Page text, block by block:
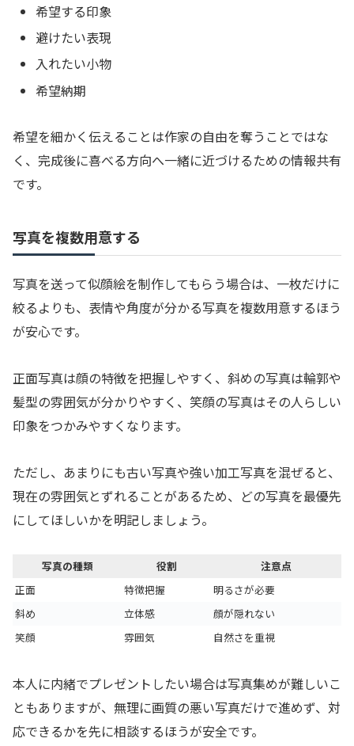
希望する印象
避けたい表現
入れたい小物
希望納期
希望を細かく伝えることは作家の自由を奪うことではな
く、完成後に喜べる方向へ一緒に近づけるための情報共有
です。
写真を複数用意する
写真を送って似顔絵を制作してもらう場合は、一枚だけに
絞るよりも、表情や角度が分かる写真を複数用意するほう
が安心です。
正面写真は顔の特徴を把握しやすく、斜めの写真は輪郭や
髪型の雰囲気が分かりやすく、笑顔の写真はその人らしい
印象をつかみやすくなります。
ただし、あまりにも古い写真や強い加工写真を混ぜると、
現在の雰囲気とずれることがあるため、どの写真を最優先
にしてほしいかを明記しましょう。
写真の種類 役割
注意点
正面
特徴把握
明るさが必要
斜め
立体感
顔が隠れない
笑顔
雰囲気 自然さを重視
本人に内緒でプレゼントしたい場合は写真集めが難しいこ
ともありますが、無理に画質の悪い写真だけで進めず、対
応できるかを先に相談するほうが安全です。